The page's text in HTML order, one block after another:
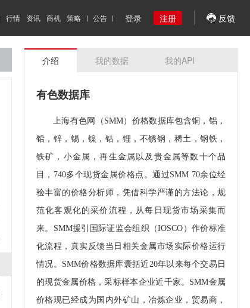
行情 资讯 商机 策略 公告 登录 注册 反馈
介绍 我的数据 我的API
有色数据库
上海有色网（SMM）价格数据库包含铜，铝，
铅，锌，锡，镍，钴，锂，不锈钢，稀土，钢铁，
铁矿，小金属，再生金属以及贵金属等数十个品
目，740多个现货金属价格点。通过SMM 70余位经
验丰富的价格分析师，凭借科学严谨的方法论，规
范化客观化的采价流程，从每日现货市场采集而
来。SMM援引国际证监会组织（IOSCO）作价标准
化流程，真实反馈当日相关金属市场实际价格运行
情况。SMM价格数据库囊括近20年以来每个交易日
的现货金属价格，采标样本企业近千家。SMM金属
价格现已经成为国内外矿山，冶炼企业，贸易商，